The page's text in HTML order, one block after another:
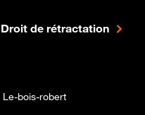
Droit de rétractation
Le-bois-robert